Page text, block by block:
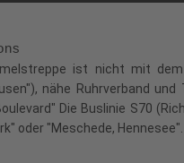
ist nicht mit
nähe Ruhrverband
Die Buslinie S70
oder "Meschede, Hennesee".